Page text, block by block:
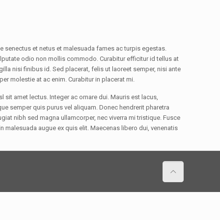
senectus et netus et malesuada fames ac turpis egestas.
odio non mollis commodo. Curabitur efficitur id tellus at
nisi finibus id. Sed placerat, felis ut laoreet semper, nisi ante
molestie at ac enim. Curabitur in placerat mi.
amet lectus. Integer ac ornare dui. Mauris est lacus,
semper quis purus vel aliquam. Donec hendrerit pharetra
nibh sed magna ullamcorper, nec viverra mi tristique. Fusce
augue ex quis elit. Maecenas libero dui, venenatis